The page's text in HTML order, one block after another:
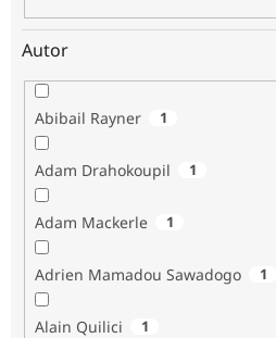
Autor
Abibail Rayner 1
Adam Drahokoupil 1
Adam Mackerle 1
Adrien Mamadou Sawadogo 1
Alain Quilici 1